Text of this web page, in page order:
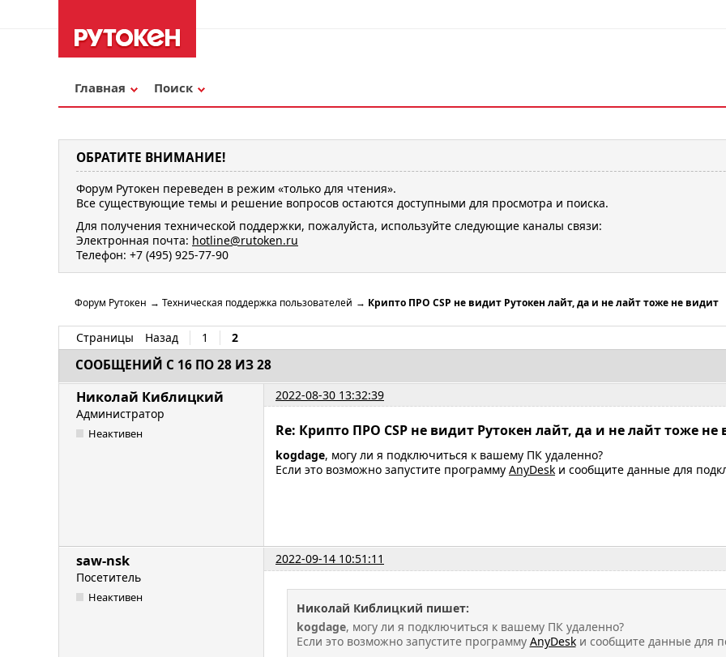
Главная Поиск
ОБРАТИТЕ ВНИМАНИЕ!
Форум Рутокен переведен в режим «только для чтения».
Все существующие темы и решение вопросов остаются доступными для просмотра и поиска.
Для получения технической поддержки, пожалуйста, используйте следующие каналы связи:
Электронная почта: hotline@rutoken.ru
Телефон: +7 (495) 925-77-90
Форум Рутокен → Техническая поддержка пользователей → Крипто ПРО CSP не видит Рутокен лайт, да и не лайт тоже не видит
Страницы Назад 1 2
СООБЩЕНИЙ С 16 ПО 28 ИЗ 28
Николай Киблицкий
2022-08-30 13:32:39
Администратор
Неактивен Re: Крипто ПРО CSP не видит Рутокен лайт, да и не лайт тоже не
kogdage, могу ли я подключиться к вашему ПК удаленно?
Если это возможно запустите программу AnyDesk и сообщите данные для
saw-nsk
2022-09-14 10:51:11
Посетитель
Неактивен
Николай Киблицкий пишет:
kogdage, могу ли я подключиться к вашему ПК удаленно?
Если это возможно запустите программу AnyDeskи сообщите данные для